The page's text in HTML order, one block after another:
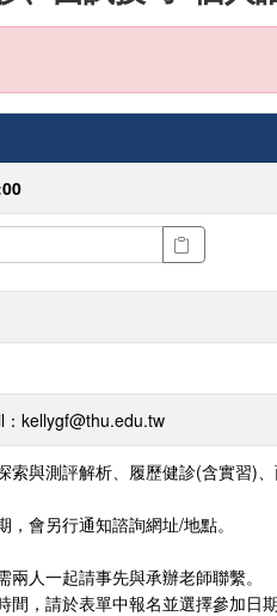
kellygf@thu.edu.tw
索與測評解析、履歷健診(含實習)
會另行通知諮詢網址/地點。
人一起請事先與承辦老師聯繫。
間，請於表單中報名並選擇參加日